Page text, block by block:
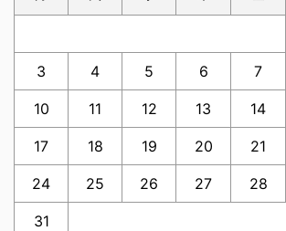
3 4 5 6 7
10 11 12 13 14
17 18 19 20 21
24 25 26 27 28
31